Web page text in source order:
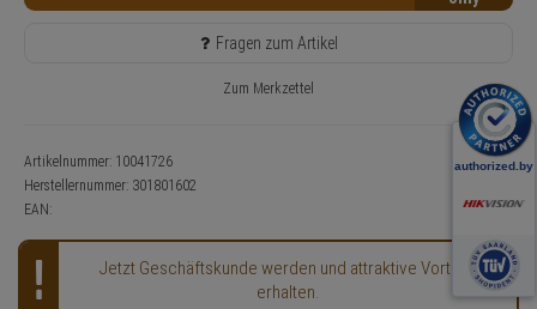
Fragen zum Artikel
Zum Merkzettel
Artikelnummer: 10041726
Herstellernummer: 301801602
EAN:
Jetzt Geschäftskunde werden und attraktive Vorteile
erhalten.